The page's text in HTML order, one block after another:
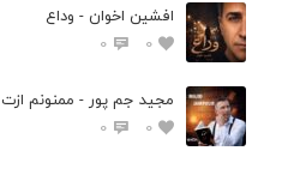
افشين اخوان - وداع
0
0
مجید جم پور - ممنونم ازت
0
0